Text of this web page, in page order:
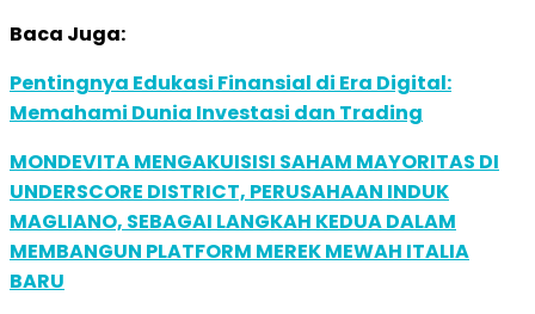
Baca Juga:
Pentingnya Edukasi Finansial di Era Digital:
Memahami Dunia Investasi dan Trading
MONDEVITA MENGAKUISISI SAHAM MAYORITAS DI
UNDERSCORE DISTRICT, PERUSAHAAN INDUK
MAGLIANO, SEBAGAI LANGKAH KEDUA DALAM
MEMBANGUN PLATFORM MEREK MEWAH ITALIA
BARU